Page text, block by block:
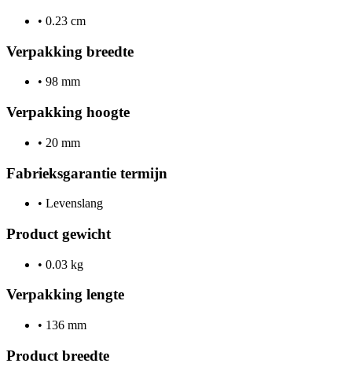
• 0.23 cm
Verpakking breedte
• 98 mm
Verpakking hoogte
• 20 mm
Fabrieksgarantie termijn
• Levenslang
Product gewicht
• 0.03 kg
Verpakking lengte
• 136 mm
Product breedte